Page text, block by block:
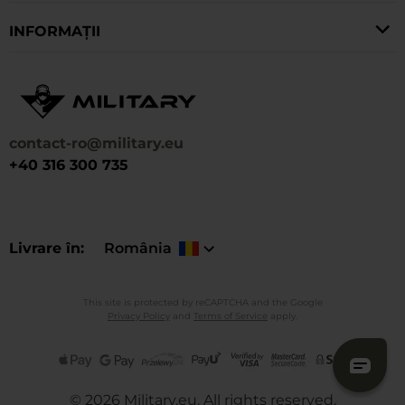
orice ocazie.
contact-ro@military.eu
+40 316 300 735
Livrare în România
INFORMAȚII
© 2026 Military.eu. All rights reserved.
This site is protected by reCAPTCHA and the Google
Privacy Policy
and Terms of Service apply.